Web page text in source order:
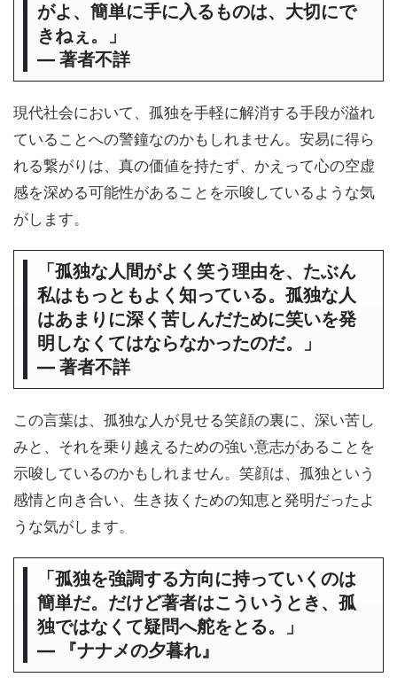
がよ、簡単に手に入るものは、大切にで
きねぇ。」
― 著者不詳
現代社会において、孤独を手軽に解消する手段が溢れ
ていることへの警鐘なのかもしれません。安易に得ら
れる繋がりは、真の価値を持たず、かえって心の空虚
感を深める可能性があることを示唆しているような気
がします。
「孤独な人間がよく笑う理由を、たぶん
私はもっともよく知っている。孤独な人
はあまりに深く苦しんだために笑いを発
明しなくてはならなかったのだ。」
― 著者不詳
この言葉は、孤独な人が見せる笑顔の裏に、深い苦し
みと、それを乗り越えるための強い意志があることを
示唆しているのかもしれません。笑顔は、孤独という
感情と向き合い、生き抜くための知恵と発明だったよ
うな気がします。
「孤独を強調する方向に持っていくのは
簡単だ。だけど著者はこういうとき、孤
独ではなくて疑問へ舵をとる。」
― 『ナナメの夕暮れ』